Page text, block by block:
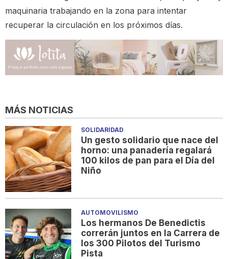
maquinaria trabajando en la zona para intentar
recuperar la circulación en los próximos días.
MÁS NOTICIAS
SOLIDARIDAD
Un gesto solidario que nace del
horno: una panadería regalará
100 kilos de pan para el Día del
Niño
AUTOMOVILISMO
Los hermanos De Benedictis
correrán juntos en la Carrera de
los 300 Pilotos del Turismo
Pista